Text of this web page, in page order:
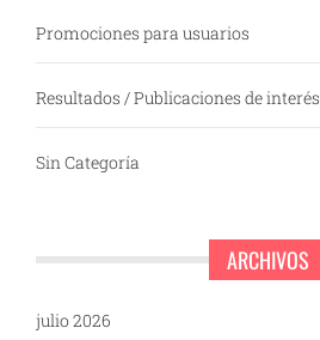
Promociones para usuarios
Resultados / Publicaciones de interés
Sin Categoría
ARCHIVOS
julio 2026